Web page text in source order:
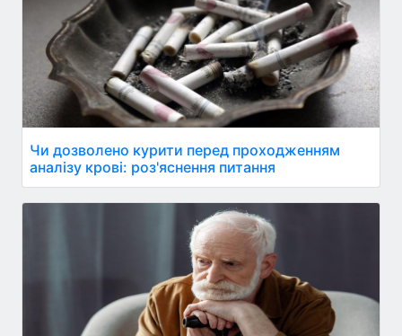
Чи дозволено курити перед проходженням
аналізу крові: роз'яснення питання